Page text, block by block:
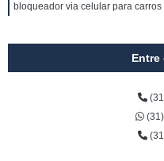
bloqueador via celular para
Entre